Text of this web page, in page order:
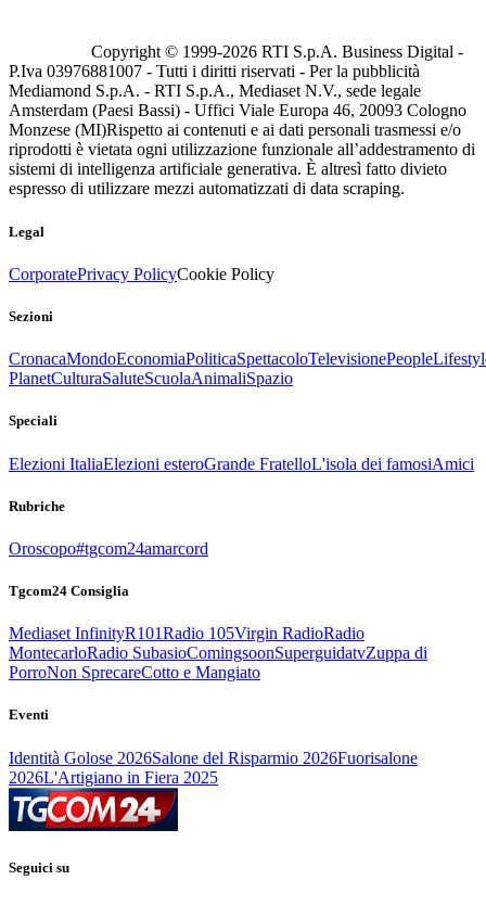
Copyright © 1999-2026 RTI S.p.A. Business Digital -
P.Iva 03976881007 - Tutti i diritti riservati - Per la pubblicità
Mediamond S.p.A. - RTI S.p.A., Mediaset N.V., sede legale
Amsterdam (Paesi Bassi) - Uffici Viale Europa 46, 20093 Cologno
Monzese (MI)Rispetto ai contenuti e ai dati personali trasmessi e/o
riprodotti è vietata ogni utilizzazione funzionale all’addestramento di
sistemi di intelligenza artificiale generativa. È altresì fatto divieto
espresso di utilizzare mezzi automatizzati di data scraping.
Legal
CorporatePrivacy PolicyCookie Policy
Sezioni
CronacaMondoEconomiaPoliticaSpettacoloTelevisionePeople
PlanetCulturaSaluteScuolaAnimaliSpazio
Speciali
Elezioni ItaliaElezioni esteroGrande FratelloL'isola dei famosiAmici
Rubriche
Oroscopo#tgcom24amarcord
Tgcom24 Consiglia
Mediaset InfinityR101Radio 105Virgin RadioRadio
MontecarloRadio SubasioComingsoonSuperguidatvZuppa di
PorroNon SprecareCotto e Mangiato
Eventi
Identità Golose 2026Salone del Risparmio 2026Fuorisalone
2026L'Artigiano in Fiera 2025
Seguici su